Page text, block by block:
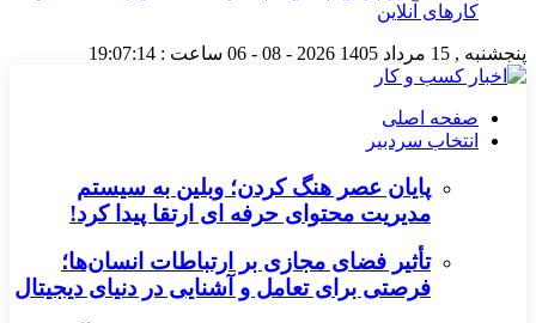
کارهای آنلاین
پنجشنبه , 15 مرداد 1405 2026 - 08 - 06 ساعت : 19:07:15
صفحه اصلی
انتخاب سردبیر
پایان عصر هنگ کردن؛ وبلین به سیستم
مدیریت محتوای حرفه ای ارتقا پیدا کرد!
تأثیر فضای مجازی بر ارتباطات انسان‌ها؛
فرصتی برای تعامل و آشنایی در دنیای دیجیتال